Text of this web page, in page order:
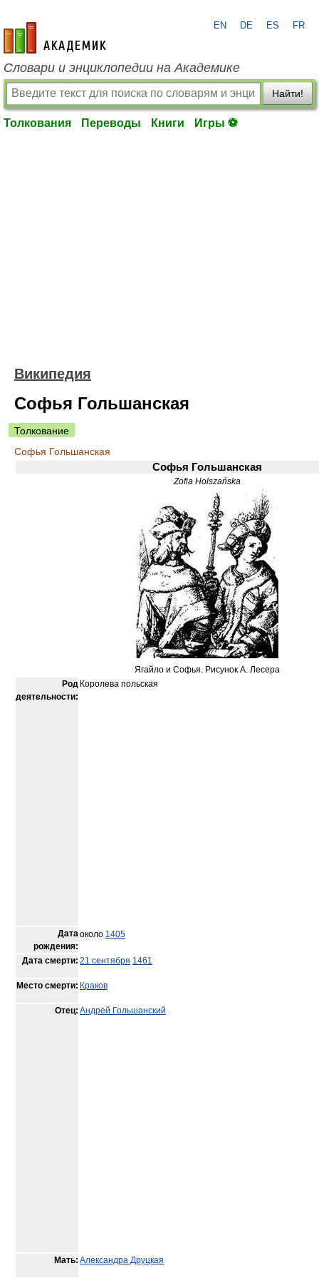
academic.ru
EN DE ES FR
Словари и энциклопедии на Академике
Найти!
Толкования Переводы Книги Игры ⚽
Википедия
Софья Гольшанская
Толкование
Софья Гольшанская
Софья Гольшанская
Zofia Holszańska
Ягайло и Софья. Рисунок А. Лесера
Род
деятельности:
Королева польская
Дата
рождения:
около 1405
Дата смерти: 21 сентября 1461
Место смерти: Краков
Отец: Андрей Гольшанский
Мать: Александра Друцкая